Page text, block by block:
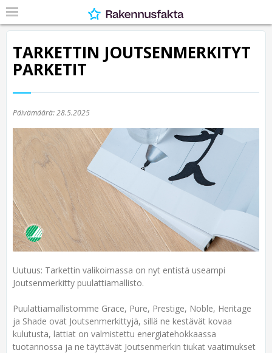
TARKETTIN JOUTSENMERKITYT
PARKETIT
Päivämäärä:28.5.2025
Uutuus: Tarkettin valikoimassa on nyt entistä useampi
Joutsenmerkitty puulattiamallisto.
Puulattiamallistomme Grace, Pure, Prestige, Noble, Heritage
ja Shade ovat Joutsenmerkittyjä, sillä ne kestävät kovaa
kulutusta, lattiat on valmistettu energiatehokkaassa
tuotannossa ja ne täyttävät Joutsenmerkin tiukat vaatimukset